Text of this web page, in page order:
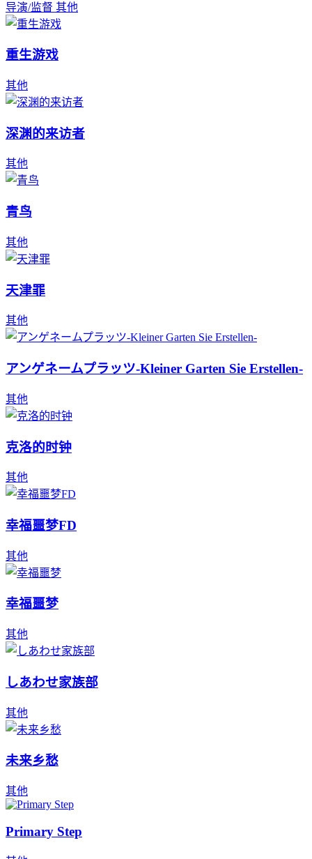
导演/监督 其他
重生游戏
其他
深渊的来访者
其他
青鸟
其他
天津罪
其他
アンゲネームプラッツ-Kleiner Garten Sie Erstellen-
其他
克洛的时钟
其他
幸福噩梦FD
其他
幸福噩梦
其他
しあわせ家族部
其他
未来乡愁
其他
Primary Step